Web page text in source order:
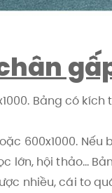
Bảng có
600x1000.
lớn, hội thảo...
nhiều, cái to